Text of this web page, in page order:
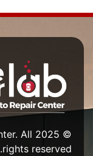
All
rights reserved.